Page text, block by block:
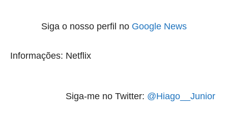
Siga o nosso perfil no Google News
Informações: Netflix
Siga-me no Twitter: @Hiago__Junior